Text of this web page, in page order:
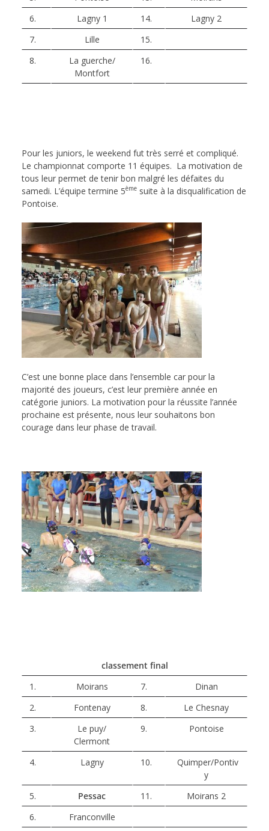
6.
Lagny 1 14.
Lagny 2
7.
Lille
15.
8.
La guerche/
Montfort
16.
Pour les juniors, le weekend fut très serré et compliqué.
Le championnat comporte 11 équipes. La motivation de
tous leur permet de tenir bon malgré les défaites du
samedi. L’équipe termine 5ème suite à la disqualification de
Pontoise.
C’est une bonne place dans l’ensemble car pour la
majorité des joueurs, c’est leur première année en
catégorie juniors. La motivation pour la réussite l’année
prochaine est présente, nous leur souhaitons bon
courage dans leur phase de travail.
classement final
1.
Moirans 7.
Dinan
2.
Fontenay 8.
Le Chesnay
3.
Le puy/
Clermont
9. Pontoise
4. Lagny 10.
Quimper/Pontiv
y
5.
Pessac 11.
Moirans 2
6.
Franconville